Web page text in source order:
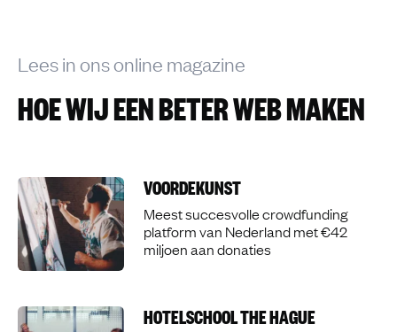
Lees in ons online magazine
HOE WIJ EEN BETER WEB MAKEN
VOORDEKUNST
Meest succesvolle crowdfunding
platform van Nederland met €42
miljoen aan donaties
HOTELSCHOOL THE HAGUE